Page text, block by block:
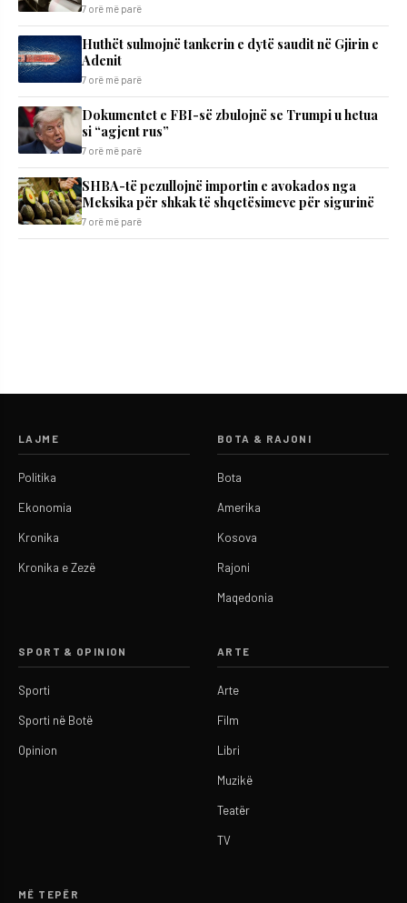
7 orë më parë
Huthët sulmojnë tankerin e dytë saudit në Gjirin e
Adenit
7 orë më parë
Dokumentet e FBI-së zbulojnë se Trumpi u hetua
si “agjent rus”
7 orë më parë
SHBA-të pezullojnë importin e avokados nga
Meksika për shkak të shqetësimeve për sigurinë
7 orë më parë
LAJME
Politika
Ekonomia
Kronika
Kronika e Zezë
BOTA & RAJONI
Bota
Amerika
Kosova
Rajoni
Maqedonia
SPORT & OPINION
Sporti
Sporti në Botë
Opinion
ARTE
Arte
Film
Libri
Muzikë
Teatër
TV
MË TEPËR